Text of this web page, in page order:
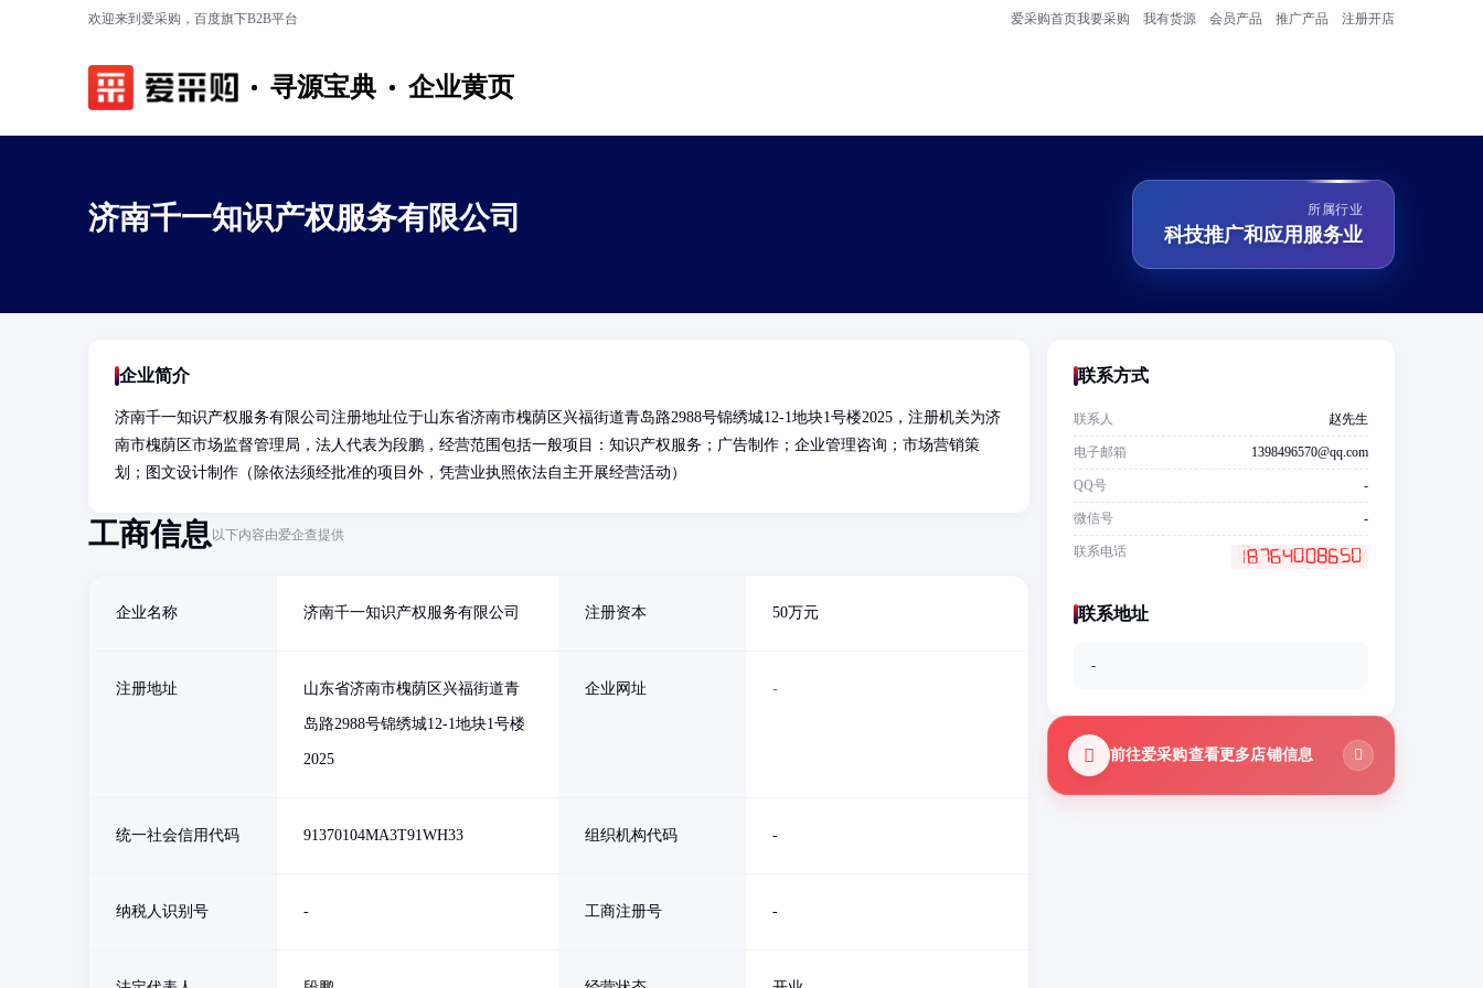
欢迎来到爱采购，百度旗下B2B平台 爱采购首页我要采购 我有货源 会员产品 推广产品 注册开店
寻源宝典 企业黄页
济南千一知识产权服务有限公司 所属行业
科技推广和应用服务业
企业简介
济南千一知识产权服务有限公司注册地址位于山东省济南市槐荫区兴福街道青岛路2988号锦绣城12-1地块1号楼2025，注册机关为济
南市槐荫区市场监督管理局，法人代表为段鹏，经营范围包括一般项目：知识产权服务；广告制作；企业管理咨询；市场营销策
划；图文设计制作（除依法须经批准的项目外，凭营业执照依法自主开展经营活动）
工商信息以下内容由爱企查提供
企业名称 济南千一知识产权服务有限公司 注册资本 50万元
注册地址 山东省济南市槐荫区兴福街道青
岛路2988号锦绣城12-1地块1号楼
2025
企业网址 -
统一社会信用代码 91370104MA3T91WH33 组织机构代码 -
纳税人识别号 - 工商注册号 -
联系方式
联系人 赵先生
电子邮箱 1398496570@qq.com
QQ号 -
微信号 -
联系电话
联系地址
-
前往爱采购查看更多店铺信息